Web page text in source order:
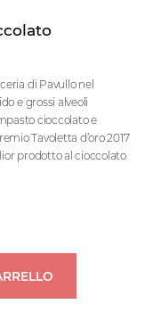
di Pavullo nel
e grossi alveoli
cioccolato e
Tavoletta d’oro 2017
prodotto al cioccolato